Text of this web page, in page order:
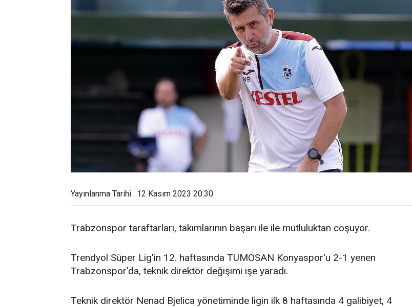
Yayınlanma Tarihi : 12 Kasım 2023 20:30
Trabzonspor taraftarları, takımlarının başarı ile ile mutluluktan coşuyor.
Trendyol Süper Lig'in 12. haftasında TÜMOSAN Konyaspor'u 2-1 yenen
Trabzonspor'da, teknik direktör değişimi işe yaradı.
Teknik direktör Nenad Bjelica yönetiminde ligin ilk 8 haftasında 4 galibiyet, 4